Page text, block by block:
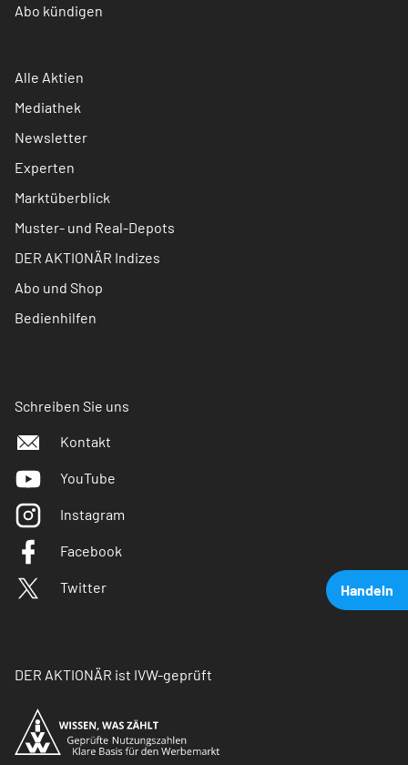
Handeln
Abo kündigen
Alle Aktien
Mediathek
Newsletter
Experten
Marktüberblick
Muster- und Real-Depots
DER AKTIONÄR Indizes
Abo und Shop
Bedienhilfen
Schreiben Sie uns
Kontakt
YouTube
Instagram
Facebook
Twitter
DER AKTIONÄR ist IVW-geprüft